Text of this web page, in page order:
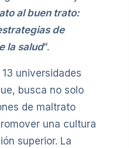
al buen trato:
de
la salud“.
universidades
busca no solo
de maltrato
una cultura
superior. La